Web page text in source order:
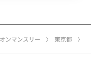
ンマンスリー 東京都